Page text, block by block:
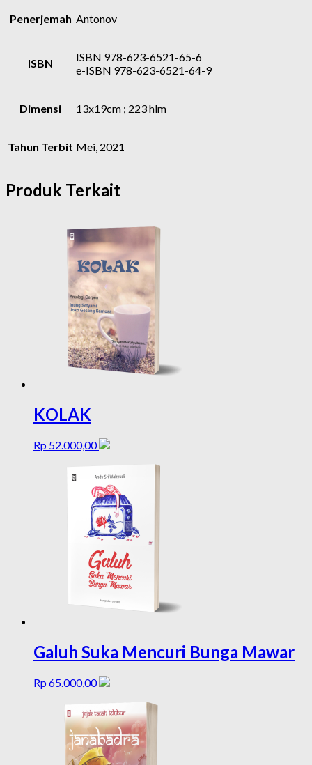
Penerjemah Antonov
ISBN
ISBN 978-623-6521-65-6
e-ISBN 978-623-6521-64-9
Dimensi 13x19cm ; 223 hlm
Tahun Terbit Mei, 2021
Produk Terkait
KOLAK
Rp 52.000,00
Galuh Suka Mencuri Bunga Mawar
Rp 65.000,00